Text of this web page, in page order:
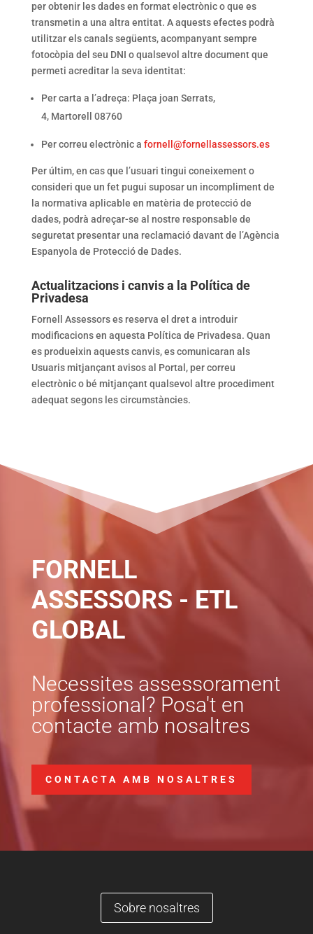
per obtenir les dades en format electrònic o que es
transmetin a una altra entitat. A aquests efectes podrà
utilitzar els canals següents, acompanyant sempre
fotocòpia del seu DNI o qualsevol altre document que
permeti acreditar la seva identitat:
Per carta a l’adreça: Plaça joan Serrats,
4, Martorell 08760
Per correu electrònic a fornell@fornellassessors.es
Per últim, en cas que l’usuari tingui coneixement o
consideri que un fet pugui suposar un incompliment de
la normativa aplicable en matèria de protecció de
dades, podrà adreçar-se al nostre responsable de
seguretat presentar una reclamació davant de l’Agència
Espanyola de Protecció de Dades.
Actualitzacions i canvis a la Política de
Privadesa
Fornell Assessors es reserva el dret a introduir
modificacions en aquesta Política de Privadesa. Quan
es produeixin aquests canvis, es comunicaran als
Usuaris mitjançant avisos al Portal, per correu
electrònic o bé mitjançant qualsevol altre procediment
adequat segons les circumstàncies.
FORNELL
ASSESSORS - ETL
GLOBAL
Necessites assessorament
professional? Posa't en
contacte amb nosaltres
CONTACTA AMB NOSALTRES
Sobre nosaltres